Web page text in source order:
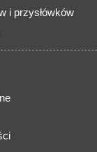
i przysłówków